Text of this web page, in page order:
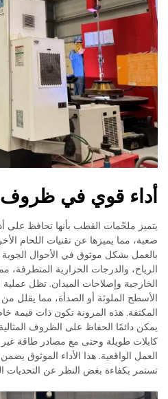
أداء قوي في
يتميز ملحّمات القطب بأنها تحافظ
صعبة، مما يميزها عن تقنيات اللحام
بالعمل بشكل موثوق في الأحوال الجوية
الرياح، والدرجات الحرارية المتطرفة،
الخارجية وإصلاحات الميدان. تظل
الأسطح الملوثة أو الصدأة، مما يقلل من
المكثفة. هذه المرونة تكون ذات قيمة
يمكن دائمًا الحفاظ على الظروف
كابلات طويلة وحتى مع مصادر طاقة
العمل الواقعية. هذا الأداء الموثوق
تستمر بكفاءة بغض النظر عن التحديات